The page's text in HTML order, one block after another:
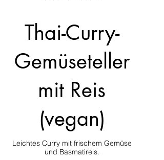
Thai-Curry-
Gemüseteller
mit Reis
(vegan)
Leichtes Curry mit frischem Gemüse
und Basmatireis.